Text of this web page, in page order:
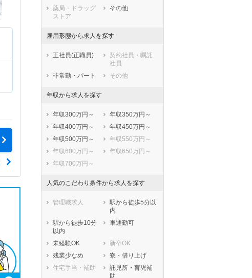
世羅郡世羅町
薬局・ドラッグ
ストア
その他
雇用形態から求人を探す
正社員(正職員)
契約社員・嘱託
社員
非常勤・パート
その他
年収から求人を探す
年収300万円～
年収350万円～
年収400万円～
年収450万円～
年収500万円～
年収550万円～
年収600万円～
年収650万円～
年収700万円～
人気のこだわり条件から求人を探す
管理職求人
駅から徒歩5分以
内
駅から徒歩10分
以内
車通勤可
未経験OK
新卒OK
残業少なめ
寮・借り上げ
住宅手当・補助
託児所・育児補
助